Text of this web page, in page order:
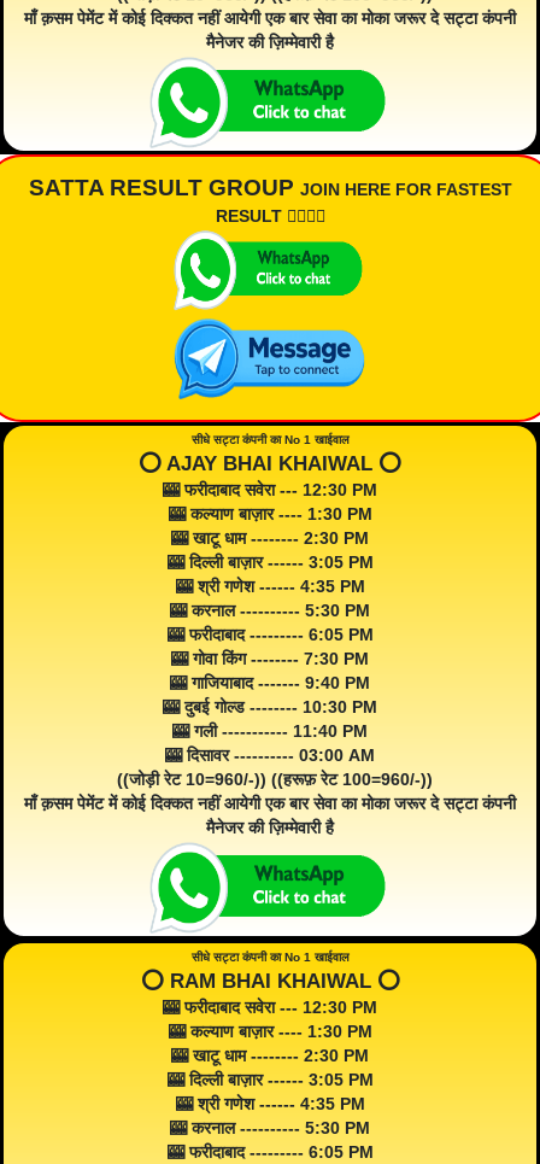
माँ क़सम पेमेंट में कोई दिक्कत नहीं आयेगी एक बार सेवा का मोका जरूर दे सट्टा कंपनी
मैनेजर की ज़िम्मेवारी है
SATTA RESULT GROUP JOIN HERE FOR FASTEST
RESULT 👇🏾👇🏾
सीधे सट्टा कंपनी का No 1 खाईवाल
⭕️ AJAY BHAI KHAIWAL ⭕️
🎰 फरीदाबाद सवेरा --- 12:30 PM
🎰 कल्याण बाज़ार ---- 1:30 PM
🎰 खाटू धाम -------- 2:30 PM
🎰 दिल्ली बाज़ार ------ 3:05 PM
🎰 श्री गणेश ------ 4:35 PM
🎰 करनाल ---------- 5:30 PM
🎰 फरीदाबाद --------- 6:05 PM
🎰 गोवा किंग -------- 7:30 PM
🎰 गाजियाबाद ------- 9:40 PM
🎰 दुबई गोल्ड -------- 10:30 PM
🎰 गली ----------- 11:40 PM
🎰 दिसावर ---------- 03:00 AM
((जोड़ी रेट 10=960/-)) ((हरूफ़ रेट 100=960/-))
माँ क़सम पेमेंट में कोई दिक्कत नहीं आयेगी एक बार सेवा का मोका जरूर दे सट्टा कंपनी
मैनेजर की ज़िम्मेवारी है
सीधे सट्टा कंपनी का No 1 खाईवाल
⭕️ RAM BHAI KHAIWAL ⭕️
🎰 फरीदाबाद सवेरा --- 12:30 PM
🎰 कल्याण बाज़ार ---- 1:30 PM
🎰 खाटू धाम -------- 2:30 PM
🎰 दिल्ली बाज़ार ------ 3:05 PM
🎰 श्री गणेश ------ 4:35 PM
🎰 करनाल ---------- 5:30 PM
🎰 फरीदाबाद --------- 6:05 PM